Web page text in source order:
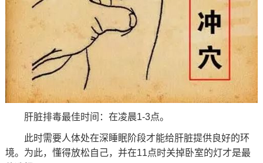
肝脏排毒最佳时间：在凌晨1-3点。
此时需要人体处在深睡眠阶段才能给肝脏提供良好的环
境。为此，懂得放松自己，并在11点时关掉卧室的灯才是最